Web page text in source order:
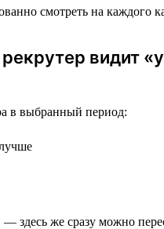
смотреть на
видит
в выбранный период:
здесь же сразу можно